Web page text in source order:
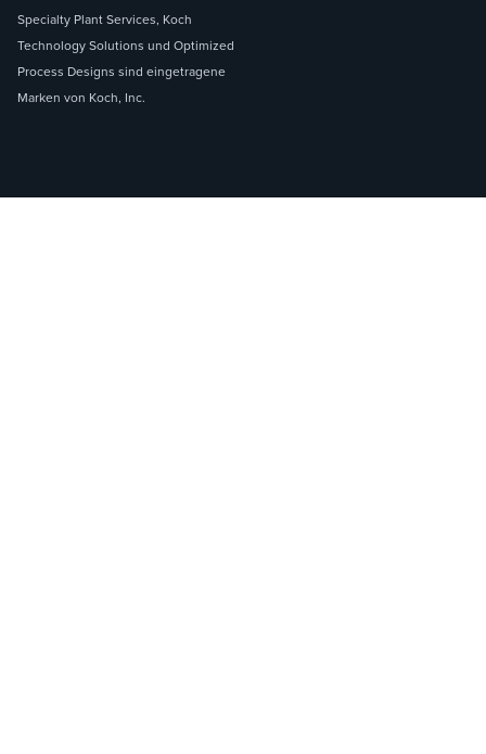
Specialty Plant Services, Koch
Technology Solutions und Optimized
Process Designs sind eingetragene
Marken von Koch, Inc.